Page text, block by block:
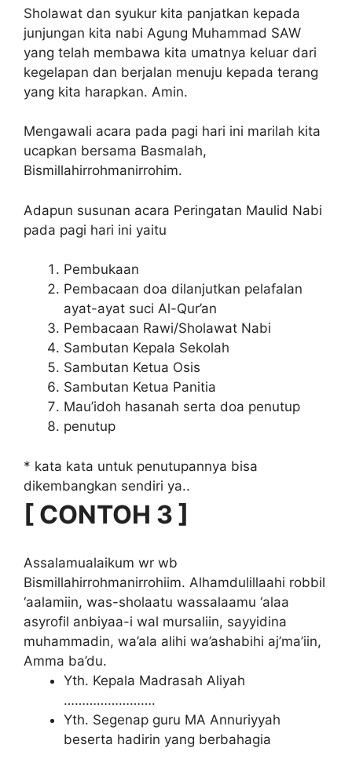
Sholawat dan syukur kita panjatkan kepada
junjungan kita nabi Agung Muhammad SAW
yang telah membawa kita umatnya keluar dari
kegelapan dan berjalan menuju kepada terang
yang kita harapkan. Amin.
Mengawali acara pada pagi hari ini marilah kita
ucapkan bersama Basmalah,
Bismillahirrohmanirrohim.
Adapun susunan acara Peringatan Maulid Nabi
pada pagi hari ini yaitu
Pembukaan
Pembacaan doa dilanjutkan pelafalan
ayat-ayat suci Al-Qur’an
Pembacaan Rawi/Sholawat Nabi
Sambutan Kepala Sekolah
Sambutan Ketua Osis
Sambutan Ketua Panitia
Mau’idoh hasanah serta doa penutup
penutup
* kata kata untuk penutupannya bisa
dikembangkan sendiri ya..
[ CONTOH 3 ]
Assalamualaikum wr wb
Bismillahirrohmanirrohiim. Alhamdulillaahi robbil
‘aalamiin, was-sholaatu wassalaamu ‘alaa
asyrofil anbiyaa-i wal mursaliin, sayyidina
muhammadin, wa’ala alihi wa’ashabihi aj’ma’iin,
Amma ba’du.
Yth. Kepala Madrasah Aliyah
…………………….
Yth. Segenap guru MA Annuriyyah
beserta hadirin yang berbahagia